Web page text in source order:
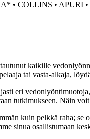
• COLLINS • APURI •
kaikille
tai vasta-alkaja,
eri
tutkimukseen. Näin
kuin pelkkä raha;
sinua osallistumaan